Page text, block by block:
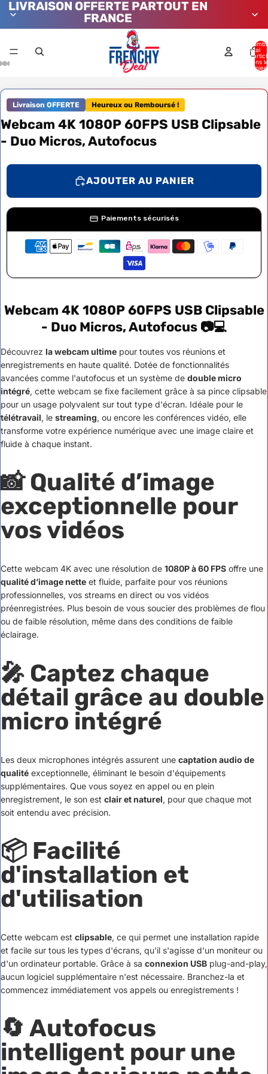
LIVRAISON OFFERTE PARTOUT EN
FRANCE
total
dans le
Livraison OFFERTE Heureux ou Remboursé !
Webcam 4K 1080P 60FPS USB Clipsable
- Duo Micros, Autofocus
AJOUTER AU PANIER
Paiements sécurisés
Webcam 4K 1080P 60FPS USB Clipsable
- Duo Micros, Autofocus 📷💻
Découvrez la webcam ultime pour toutes vos réunions et
enregistrements en haute qualité. Dotée de fonctionnalités
avancées comme l'autofocus et un système de double micro
intégré, cette webcam se fixe facilement grâce à sa pince clipsable
pour un usage polyvalent sur tout type d'écran. Idéale pour le
télétravail, le streaming, ou encore les conférences vidéo, elle
transforme votre expérience numérique avec une image claire et
fluide à chaque instant.
📸 Qualité d’image
exceptionnelle pour
vos vidéos
Cette webcam 4K avec une résolution de 1080P à 60 FPS offre une
qualité d’image nette et fluide, parfaite pour vos réunions
professionnelles, vos streams en direct ou vos vidéos
préenregistrées. Plus besoin de vous soucier des problèmes de flou
ou de faible résolution, même dans des conditions de faible
éclairage.
🎤 Captez chaque
détail grâce au double
micro intégré
Les deux microphones intégrés assurent une captation audio de
qualité exceptionnelle, éliminant le besoin d'équipements
supplémentaires. Que vous soyez en appel ou en plein
enregistrement, le son est clair et naturel, pour que chaque mot
soit entendu avec précision.
📦 Facilité
d'installation et
d'utilisation
Cette webcam est clipsable, ce qui permet une installation rapide
et facile sur tous les types d'écrans, qu'il s'agisse d'un moniteur ou
d'un ordinateur portable. Grâce à sa connexion USB plug-and-play,
aucun logiciel supplémentaire n'est nécessaire. Branchez-la et
commencez immédiatement vos appels ou enregistrements !
🔄 Autofocus
intelligent pour une